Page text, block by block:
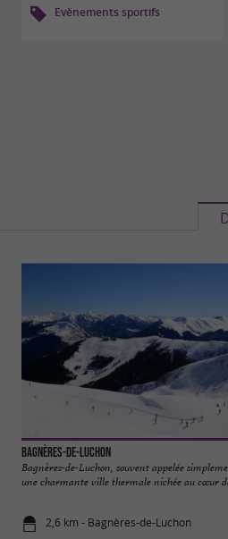
Evènements sportifs
Bagnères-de-Luchon
Bagnères-de-Luchon, souvent appelée
une charmante ville thermale nichée au cœur
2,6 km - Bagnères-de-Luchon